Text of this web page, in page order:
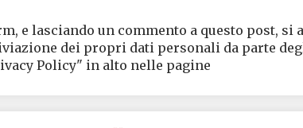
e lasciando un commento a questo post, si
dei propri dati personali da parte
Policy" in alto nelle pagine